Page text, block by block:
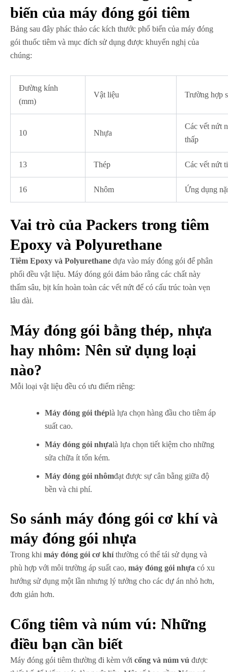
biến của máy đóng gói tiêm
Bảng sau đây phác thảo các kích thước phổ biến của máy đóng
gói thuốc tiêm và mục đích sử dụng được khuyến nghị của
chúng:
Đường kính
(mm)
Vật liệu Trường hợp
10 Nhựa
Các vết nứt
thấp
13 Thép Các vết nứt
16 Nhôm Ứng dụng
Vai trò của Packers trong tiêm
Epoxy và Polyurethane
Tiêm Epoxy và Polyurethane dựa vào máy đóng gói để phân
phối đều vật liệu. Máy đóng gói đảm bảo rằng các chất này
thấm sâu, bịt kín hoàn toàn các vết nứt để có cấu trúc toàn vẹn
lâu dài.
Máy đóng gói bằng thép, nhựa
hay nhôm: Nên sử dụng loại
nào?
Mỗi loại vật liệu đều có ưu điểm riêng:
Máy đóng gói théplà lựa chọn hàng đầu cho tiêm áp
suất cao.
Máy đóng gói nhựalà lựa chọn tiết kiệm cho những
sửa chữa ít tốn kém.
Máy đóng gói nhômđạt được sự cân bằng giữa độ
bền và chi phí.
So sánh máy đóng gói cơ khí và
máy đóng gói nhựa
Trong khi máy đóng gói cơ khíthường có thể tái sử dụng và
phù hợp với môi trường áp suất cao, máy đóng gói nhựa có xu
hướng sử dụng một lần nhưng lý tưởng cho các dự án nhỏ hơn,
đơn giản hơn.
Cổng tiêm và núm vú: Những
điều bạn cần biết
Máy đóng gói tiêm thường đi kèm với cổng và núm vú được